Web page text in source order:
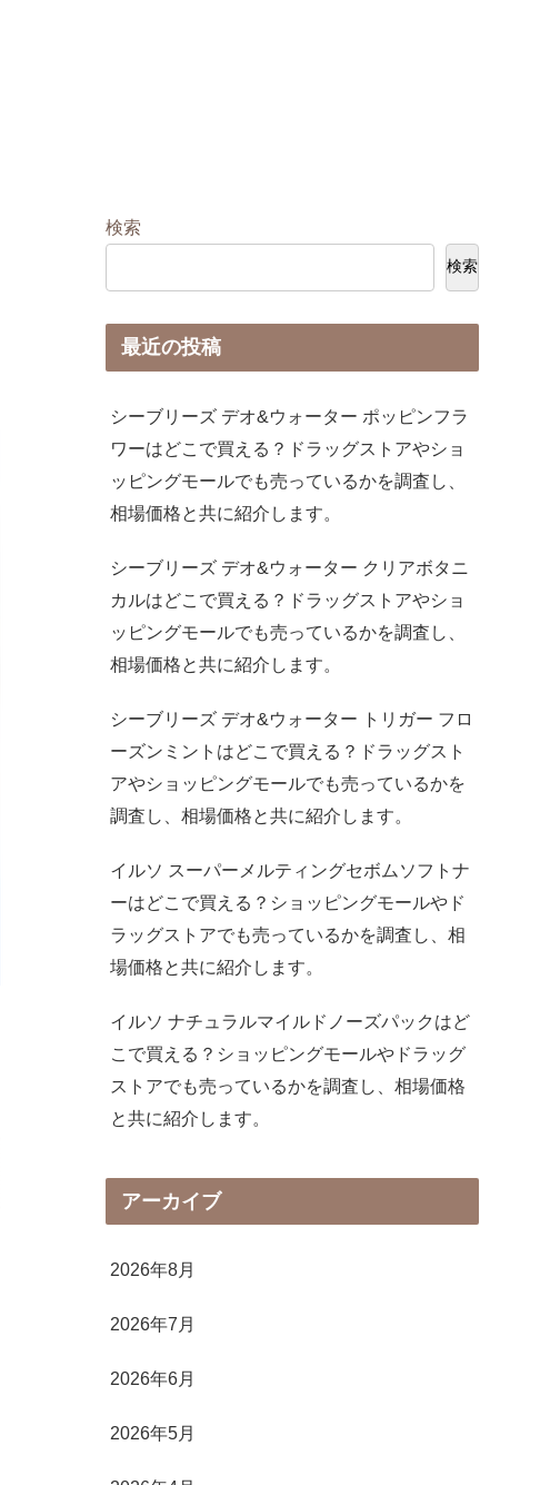
検索
検索
最近の投稿
シーブリーズ デオ&ウォーター ポッピンフラ
ワーはどこで買える？ドラッグストアやショ
ッピングモールでも売っているかを調査し、
相場価格と共に紹介します。
シーブリーズ デオ&ウォーター クリアボタニ
カルはどこで買える？ドラッグストアやショ
ッピングモールでも売っているかを調査し、
相場価格と共に紹介します。
シーブリーズ デオ&ウォーター トリガー フロ
ーズンミントはどこで買える？ドラッグスト
アやショッピングモールでも売っているかを
調査し、相場価格と共に紹介します。
イルソ スーパーメルティングセボムソフトナ
ーはどこで買える？ショッピングモールやド
ラッグストアでも売っているかを調査し、相
場価格と共に紹介します。
イルソ ナチュラルマイルドノーズパックはど
こで買える？ショッピングモールやドラッグ
ストアでも売っているかを調査し、相場価格
と共に紹介します。
アーカイブ
2026年8月
2026年7月
2026年6月
2026年5月